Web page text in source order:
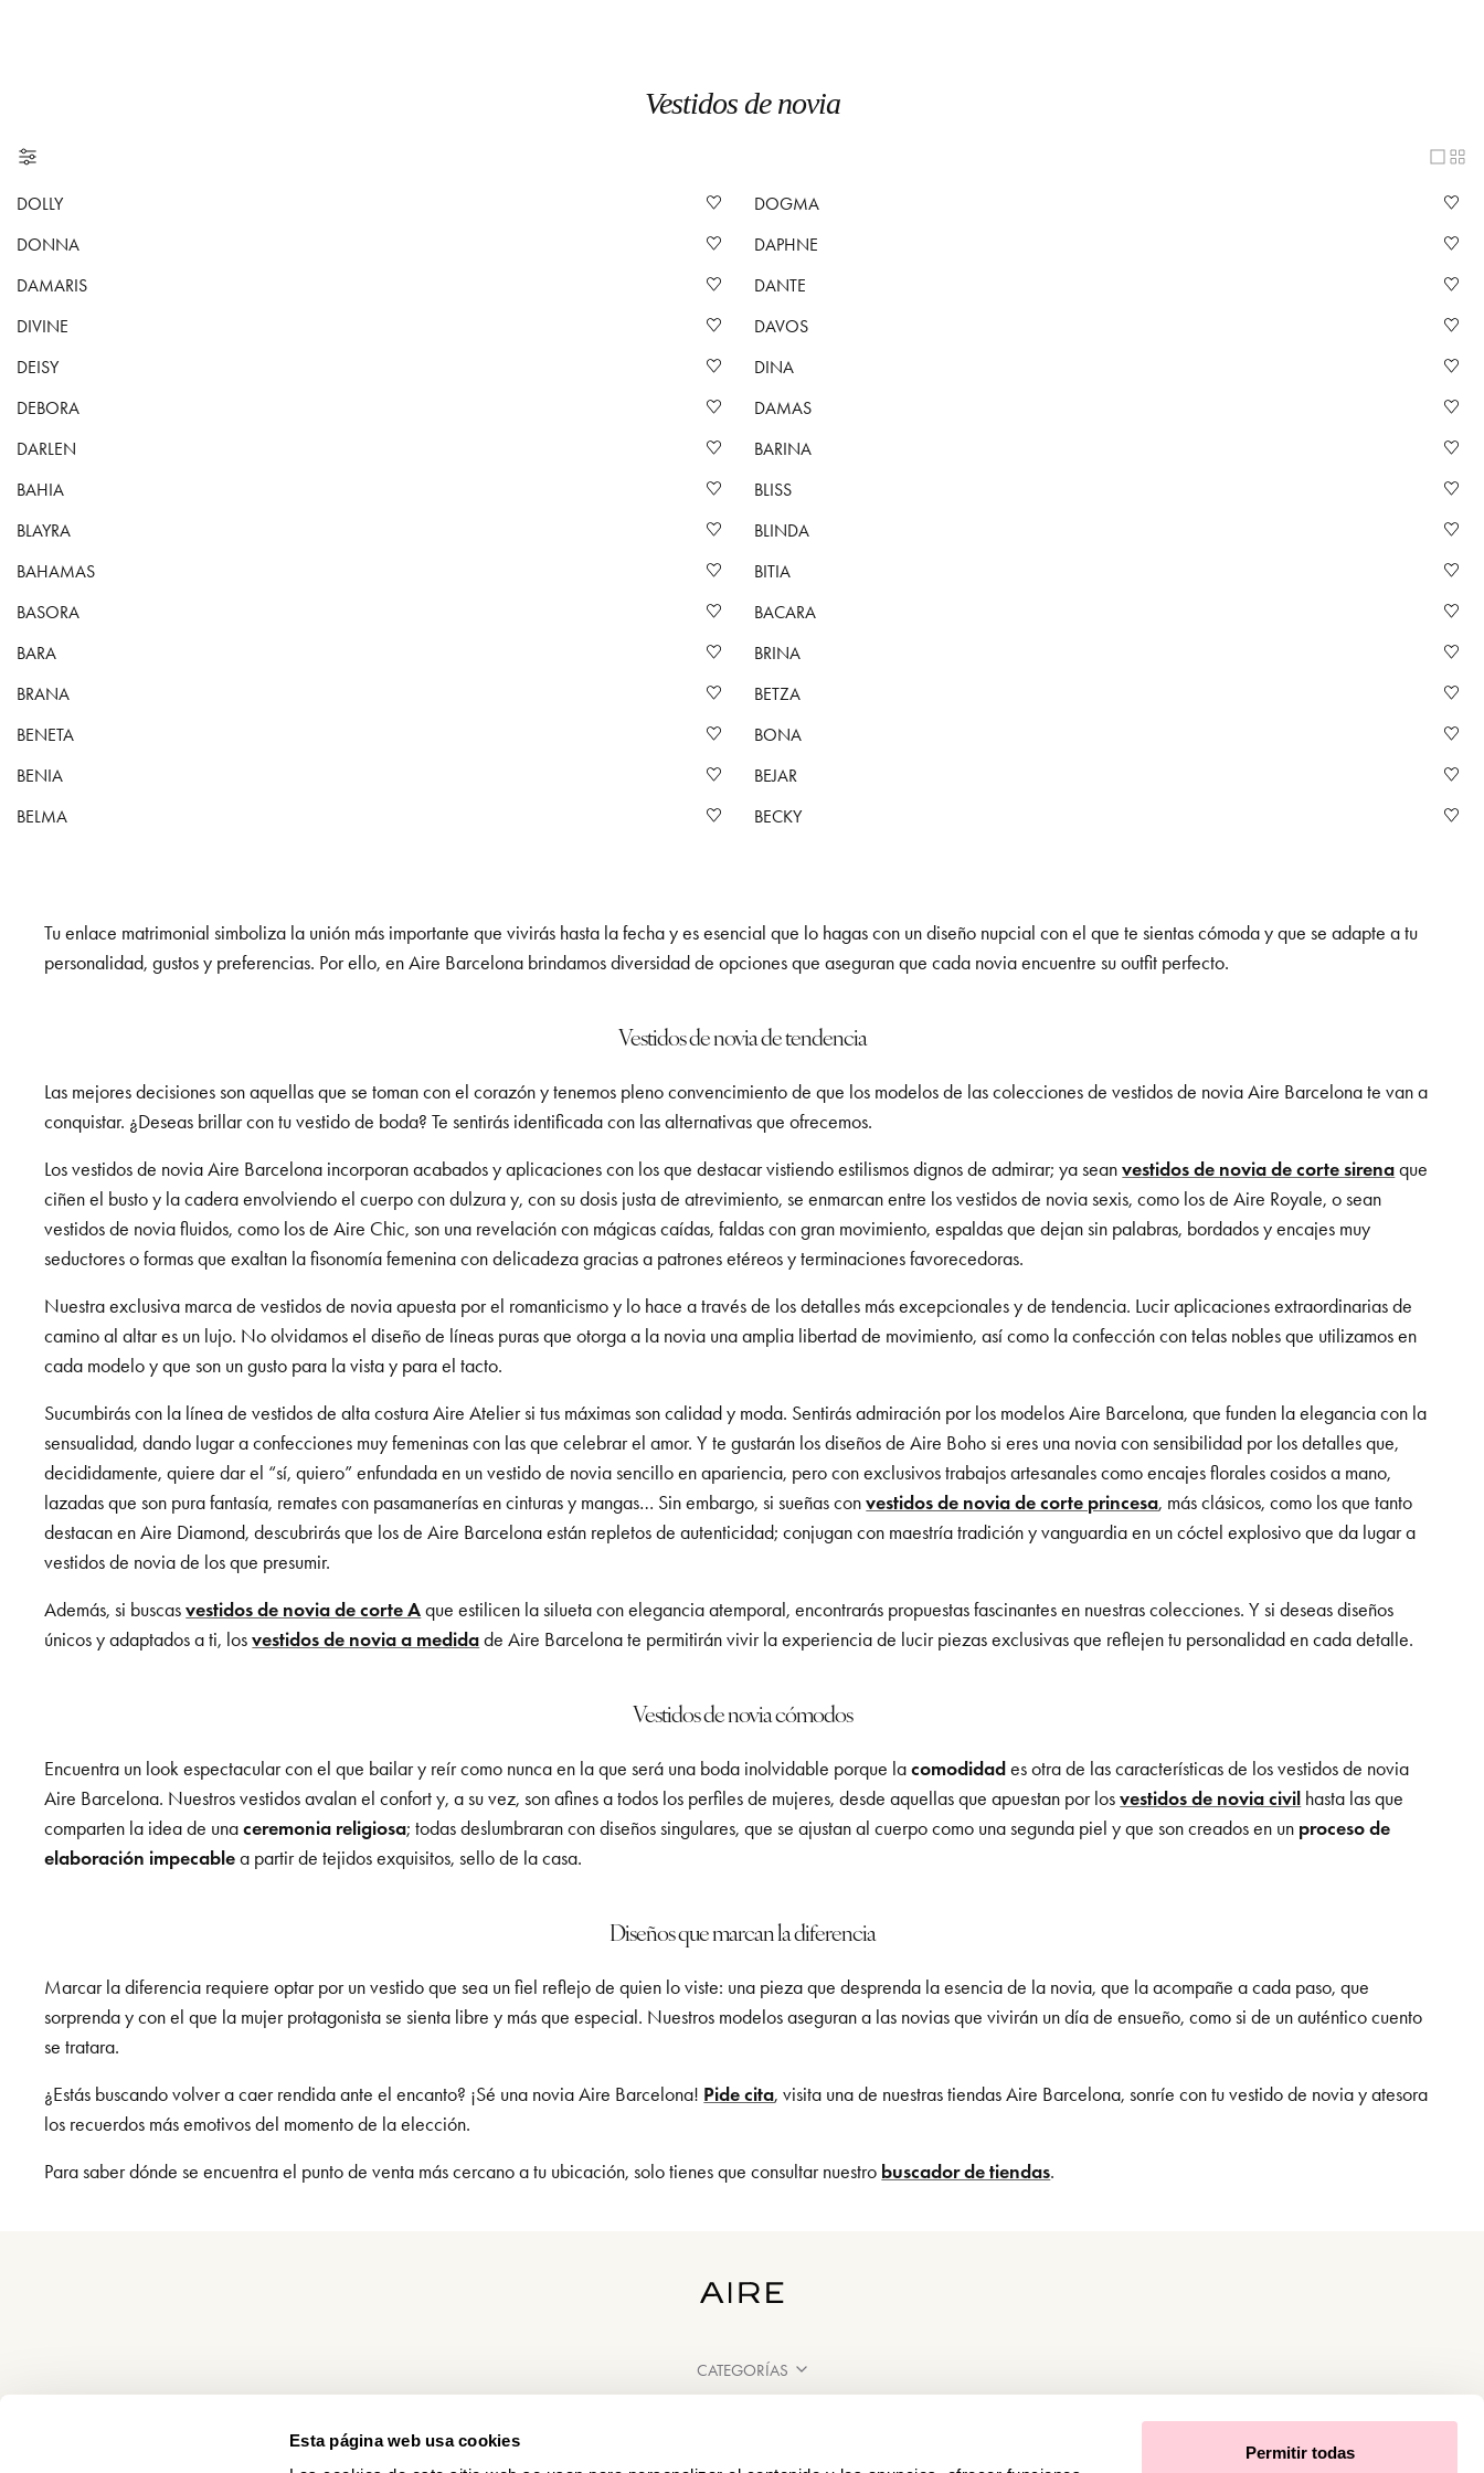
Esta página web usa cookies
Permitir todas
Vestidos de novia
DOLLY
DOGMA
DONNA
DAPHNE
DAMARIS
DANTE
DIVINE
DAVOS
DEISY
DINA
DEBORA
DAMAS
DARLEN
BARINA
BAHIA
BLISS
BLAYRA
BLINDA
BAHAMAS
BITIA
BASORA
BACARA
BARA
BRINA
BRANA
BETZA
BENETA
BONA
BENIA
BEJAR
BELMA
BECKY
Tu enlace matrimonial simboliza la unión más importante que vivirás hasta la fecha y es esencial que lo hagas con un diseño nupcial con el que te sientas cómoda y que se adapte a tu
personalidad, gustos y preferencias. Por ello, en Aire Barcelona brindamos diversidad de opciones que aseguran que cada novia encuentre su outfit perfecto.
Vestidos de novia de tendencia
Las mejores decisiones son aquellas que se toman con el corazón y tenemos pleno convencimiento de que los modelos de las colecciones de vestidos de novia Aire Barcelona te van a
conquistar. ¿Deseas brillar con tu vestido de boda? Te sentirás identificada con las alternativas que ofrecemos.
Los vestidos de novia Aire Barcelona incorporan acabados y aplicaciones con los que destacar vistiendo estilismos dignos de admirar; ya seanvestidos de novia de corte sirenaque
ciñen el busto y la cadera envolviendo el cuerpo con dulzura y, con su dosis justa de atrevimiento, se enmarcan entre los vestidos de novia sexis, como los de Aire Royale, o sean
vestidos de novia fluidos, como los de Aire Chic, son una revelación con mágicas caídas, faldas con gran movimiento, espaldas que dejan sin palabras, bordados y encajes muy
seductores o formas que exaltan la fisonomía femenina con delicadeza gracias a patrones etéreos y terminaciones favorecedoras.
Nuestra exclusiva marca de vestidos de novia apuesta por el romanticismo y lo hace a través de los detalles más excepcionales y de tendencia. Lucir aplicaciones extraordinarias de
camino al altar es un lujo. No olvidamos el diseño de líneas puras que otorga a la novia una amplia libertad de movimiento, así como la confección con telas nobles que utilizamos en
cada modelo y que son un gusto para la vista y para el tacto.
Sucumbirás con la línea de vestidos de alta costura Aire Atelier si tus máximas son calidad y moda. Sentirás admiración por los modelos Aire Barcelona, que funden la elegancia con la
sensualidad, dando lugar a confecciones muy femeninas con las que celebrar el amor. Y te gustarán los diseños de Aire Boho si eres una novia con sensibilidad por los detalles que,
decididamente, quiere dar el “sí, quiero” enfundada en un vestido de novia sencillo en apariencia, pero con exclusivos trabajos artesanales como encajes florales cosidos a mano,
lazadas que son pura fantasía, remates con pasamanerías en cinturas y mangas… Sin embargo, si sueñas convestidos de novia de corte princesa, más clásicos, como los que tanto
destacan en Aire Diamond, descubrirás que los de Aire Barcelona están repletos de autenticidad; conjugan con maestría tradición y vanguardia en un cóctel explosivo que da lugar a
vestidos de novia de los que presumir.
Además, si buscasvestidos de novia de corte Aque estilicen la silueta con elegancia atemporal, encontrarás propuestas fascinantes en nuestras colecciones. Y si deseas diseños
únicos y adaptados a ti, losvestidos de novia a medidade Aire Barcelona te permitirán vivir la experiencia de lucir piezas exclusivas que reflejen tu personalidad en cada detalle.
Vestidos de novia cómodos
Encuentra un look espectacular con el que bailar y reír como nunca en la que será una boda inolvidable porque lacomodidades otra de las características de los vestidos de novia
Aire Barcelona. Nuestros vestidos avalan el confort y, a su vez, son afines a todos los perfiles de mujeres, desde aquellas que apuestan por losvestidos de novia civil hasta las que
comparten la idea de unaceremonia religiosa; todas deslumbraran con diseños singulares, que se ajustan al cuerpo como una segunda piel y que son creados en un proceso de
elaboración impecablea partir de tejidos exquisitos, sello de la casa.
Diseños que marcan la diferencia
Marcar la diferencia requiere optar por un vestido que sea un fiel reflejo de quien lo viste: una pieza que desprenda la esencia de la novia, que la acompañe a cada paso, que
sorprenda y con el que la mujer protagonista se sienta libre y más que especial. Nuestros modelos aseguran a las novias que vivirán un día de ensueño, como si de un auténtico cuento
se tratara.
¿Estás buscando volver a caer rendida ante el encanto? ¡Sé una novia Aire Barcelona! Pide cita, visita una de nuestras tiendas Aire Barcelona, sonríe con tu vestido de novia y atesora
los recuerdos más emotivos del momento de la elección.
Para saber dónde se encuentra el punto de venta más cercano a tu ubicación, solo tienes que consultar nuestro buscador de tiendas.
CATEGORÍAS